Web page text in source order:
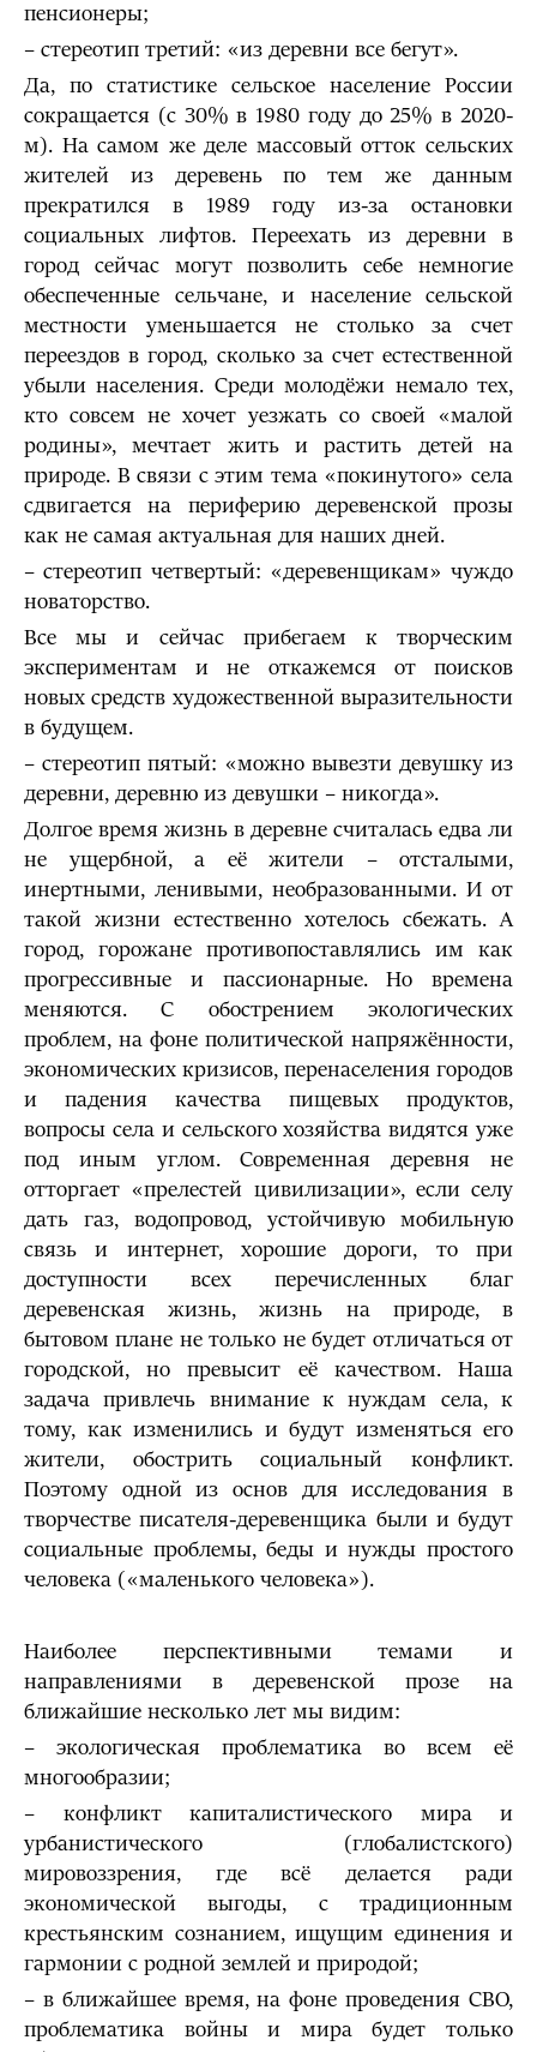
пенсионеры;
– стереотип третий: «из деревни все бегут».
Да, по статистике сельское население России
сокращается (с 30% в 1980 году до 25% в 2020-
м). На самом же деле массовый отток сельских
жителей из деревень по тем же данным
прекратился в 1989 году из-за остановки
социальных лифтов. Переехать из деревни в
город сейчас могут позволить себе немногие
обеспеченные сельчане, и население сельской
местности уменьшается не столько за счет
переездов в город, сколько за счет естественной
убыли населения. Среди молодёжи немало тех,
кто совсем не хочет уезжать со своей «малой
родины», мечтает жить и растить детей на
природе. В связи с этим тема «покинутого» села
сдвигается на периферию деревенской прозы
как не самая актуальная для наших дней.
– стереотип четвертый: «деревенщикам» чуждо
новаторство.
Все мы и сейчас прибегаем к творческим
экспериментам и не откажемся от поисков
новых средств художественной выразительности
в будущем.
– стереотип пятый: «можно вывезти девушку из
деревни, деревню из девушки – никогда».
Долгое время жизнь в деревне считалась едва ли
не ущербной, а её жители – отсталыми,
инертными, ленивыми, необразованными. И от
такой жизни естественно хотелось сбежать. А
город, горожане противопоставлялись им как
прогрессивные и пассионарные. Но времена
меняются. С обострением экологических
проблем, на фоне политической напряжённости,
экономических кризисов, перенаселения городов
и падения качества пищевых продуктов,
вопросы села и сельского хозяйства видятся уже
под иным углом. Современная деревня не
отторгает «прелестей цивилизации», если селу
дать газ, водопровод, устойчивую мобильную
связь и интернет, хорошие дороги, то при
доступности всех перечисленных благ
деревенская жизнь, жизнь на природе, в
бытовом плане не только не будет отличаться от
городской, но превысит её качеством. Наша
задача привлечь внимание к нуждам села, к
тому, как изменились и будут изменяться его
жители, обострить социальный конфликт.
Поэтому одной из основ для исследования в
творчестве писателя-деревенщика были и будут
социальные проблемы, беды и нужды простого
человека («маленького человека»).
Наиболее перспективными темами и
направлениями в деревенской прозе на
ближайшие несколько лет мы видим:
– экологическая проблематика во всем её
многообразии;
– конфликт капиталистического мира и
урбанистического (глобалистского)
мировоззрения, где всё делается ради
экономической выгоды, с традиционным
крестьянским сознанием, ищущим единения и
гармонии с родной землей и природой;
– в ближайшее время, на фоне проведения СВО,
проблематика войны и мира будет только